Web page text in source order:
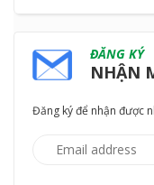
ĐĂNG KÝ
NHẬN
Đăng ký để nhận được